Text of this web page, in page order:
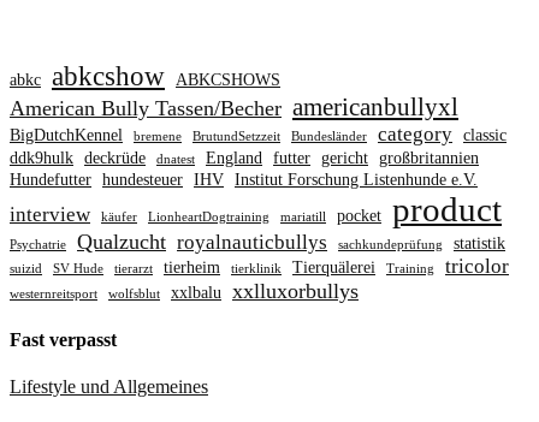
abkc abkcshow ABKCSHOWS
American Bully Tassen/Becher americanbullyxl
BigDutchKennel bremene BrutundSetzzeit Bundesländer category classic
ddk9hulk deckrüde dnatest England futter gericht großbritannien
Hundefutter hundesteuer IHV Institut Forschung Listenhunde e.V.
interview käufer LionheartDogtraining mariatill pocket product
Psychatrie Qualzucht royalnauticbullys sachkundeprüfung statistik
suizid SV Hude tierarzt tierheim tierklinik Tierquälerei Training tricolor
westernreitsport wolfsblut xxlbalu xxlluxorbullys
Fast verpasst
Lifestyle und Allgemeines